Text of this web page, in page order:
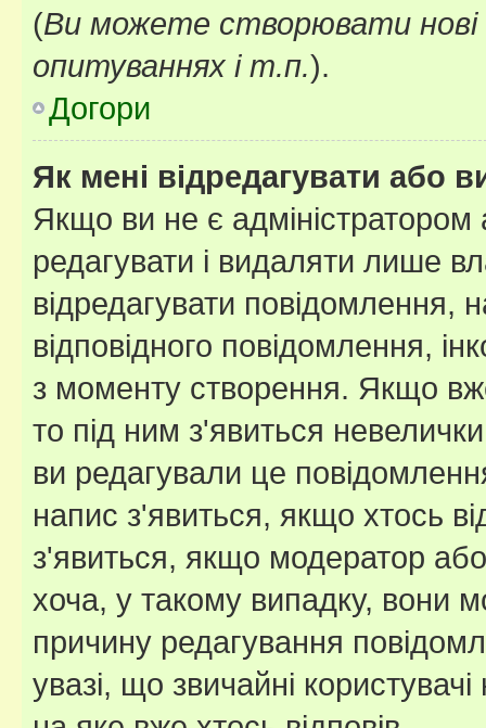
(Ви можете створювати
опитуваннях і т.п.).
Догори
Як мені відредагувати або
Якщо ви не є
редагувати і видаляти лише
відредагувати повідомлення,
відповідного повідомлення,
з моменту створення. Якщо
то під ним з'явиться
ви редагували це
напис з'явиться, якщо хтось
з'явиться, якщо модератор
хоча, у такому випадку, вони
причину редагування
увазі, що звичайні